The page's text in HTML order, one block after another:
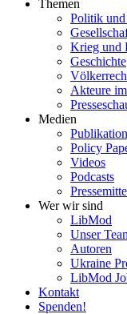
Themen
Politik
Krieg und
Geschichte
Akteure
Medien
Policy
Videos
Pod­casts
Wer wir sind
LibMod
Unser
Autoren
Ukraine
LibMod
Kontakt
Spenden!